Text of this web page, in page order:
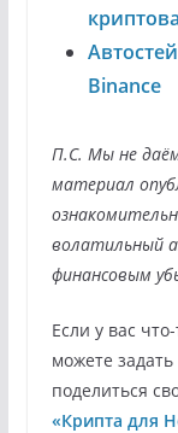
Binance
П.С. Мы не
материал
волатильный
финансовым
Если у вас
можете
поделиться
«Крипта для